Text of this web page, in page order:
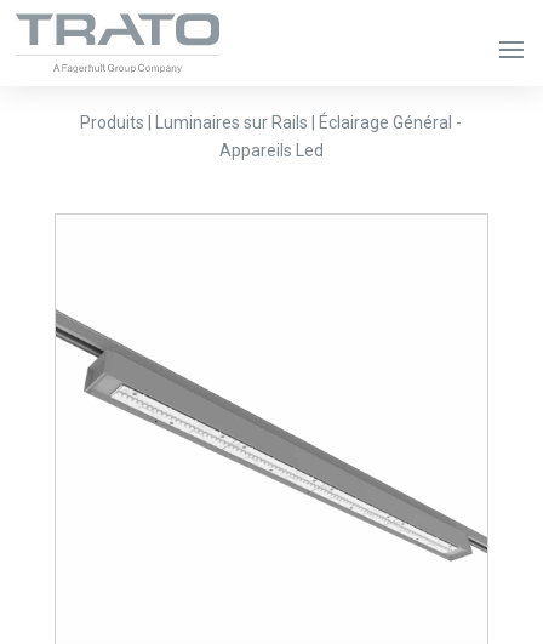
Produits | Luminaires sur Rails | Éclairage Général -
Appareils Led